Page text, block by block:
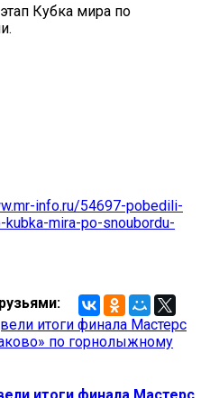
Кубка мира по
info.ru/54697-pobedili-
mira-po-snoubordu-